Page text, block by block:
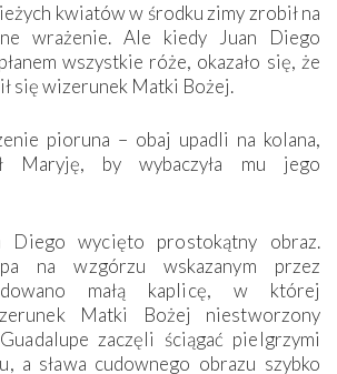
kwiatów w środku zimy zrobił na
wrażenie. Ale kiedy Juan Diego
wszystkie róże, okazało się, że
się wizerunek Matki ­Bożej.
pioruna – obaj upadli na kolana,
Maryję, by wybaczyła mu jego
Diego wycięto prostokątny obraz.
na wzgórzu wskazanym przez
małą kaplicę, w której
Matki Bożej niestworzony
zaczęli ściągać pielgrzymi
a sława cudownego obrazu szybko